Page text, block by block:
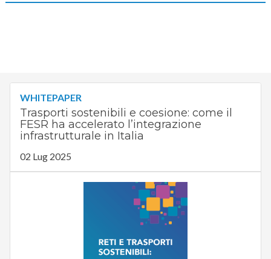
WHITEPAPER
Trasporti sostenibili e coesione: come il
FESR ha accelerato l’integrazione
infrastrutturale in Italia
02 Lug 2025